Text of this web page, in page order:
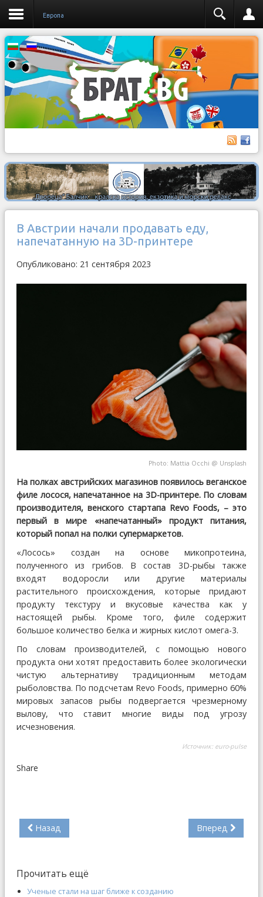
Европа
В Австрии начали продавать еду,
напечатанную на 3D-принтере
Опубликовано: 21 сентября 2023
Photo: Mattia Occhi @ Unsplash
На полках австрийских магазинов появилось веганское
филе лосося, напечатанное на 3D-принтере. По словам
производителя, венского стартапа Revo Foods, – это
первый в мире «напечатанный» продукт питания,
который попал на полки супермаркетов.
«Лосось» создан на основе микопротеина,
полученного из грибов. В состав 3D-рыбы также
входят водоросли или другие материалы
растительного происхождения, которые придают
продукту текстуру и вкусовые качества как у
настоящей рыбы. Кроме того, филе содержит
большое количество белка и жирных кислот омега-3.
По словам производителей, с помощью нового
продукта они хотят предоставить более экологически
чистую альтернативу традиционным методам
рыболовства. По подсчетам Revo Foods, примерно 60%
мировых запасов рыбы подвергается чрезмерному
вылову, что ставит многие виды под угрозу
исчезновения.
Источник: euro-pulse
Share
Назад Вперед
Прочитать ещё
Ученые стали на шаг ближе к созданию